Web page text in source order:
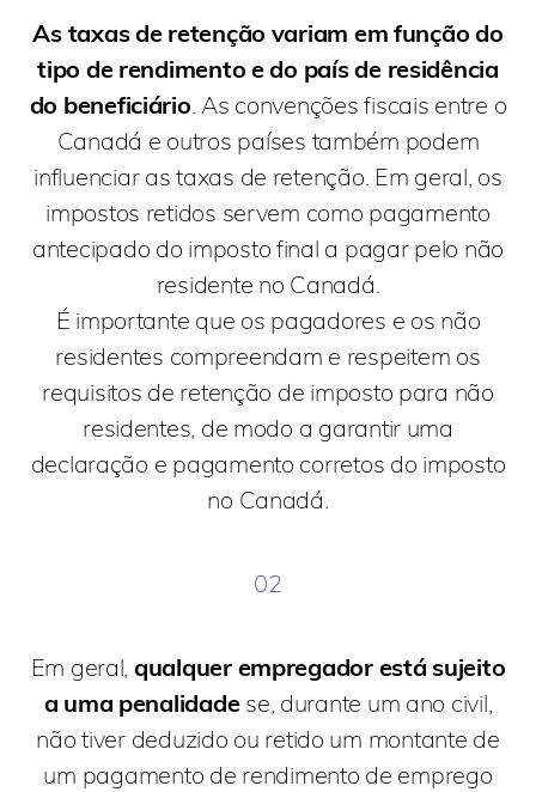
As taxas de retenção variam em função do
tipo de rendimento e do país de residência
do beneficiário . As convenções fiscais entre o
Canadá e outros países também podem
influenciar as taxas de retenção. Em geral, os
impostos retidos servem como pagamento
antecipado do imposto final a pagar pelo não
residente no Canadá.
É importante que os pagadores e os não
residentes compreendam e respeitem os
requisitos de retenção de imposto para não
residentes, de modo a garantir uma
declaração e pagamento corretos do imposto
no Canadá.
02
Em geral, qualquer empregador está sujeito
a uma penalidadese, durante um ano civil,
não tiver deduzido ou retido um montante de
um pagamento de rendimento de emprego